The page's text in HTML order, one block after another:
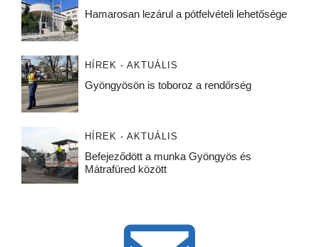
Hamarosan lezárul a pótfelvételi lehetősége
HÍREK - AKTUÁLIS
Gyöngyösön is toboroz a rendőrség
HÍREK - AKTUÁLIS
Befejeződött a munka Gyöngyös és
Mátrafüred között